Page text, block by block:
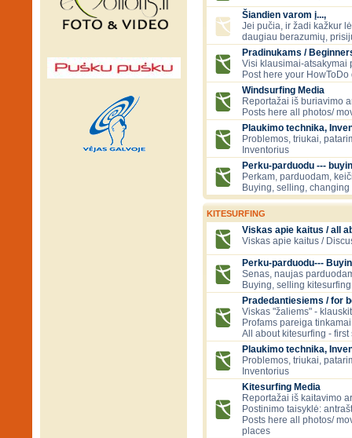
Šiandien varom į...,
Jei pučia, ir žadi kažkur
daugiau berazumių,
Pradinukams /
Visi klausimai-atsakymai
Post here your
Windsurfing Media
Reportažai iš buriavimo
Posts here all photos/
Plaukimo technika,
Problemos, triukai,
Inventorius
Perku-parduodu ---
Perkam, parduodam,
Buying, selling,
KITESURFING
Viskas apie kaitus / all
Viskas apie kaitus /
Perku-parduodu---
Senas, naujas
Buying, selling
Pradedantiesiems / for
Viskas "žaliems" -
Profams pareiga
All about kitesurfing - first
Plaukimo technika,
Problemos, triukai,
Inventorius
Kitesurfing Media
Reportažai iš kaitavimo
Postinimo taisyklė:
Posts here all photos/
places